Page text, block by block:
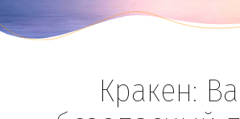
Кракен: